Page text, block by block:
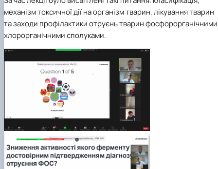
механізм токсичної дії на організм тварин, лікування тварин
та заходи профілактики отруєнь тварин фосфорорганічними
хлорорганічними сполуками.